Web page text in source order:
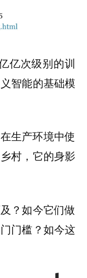
亿次级别的训
智能的基础模
生产环境中使
村，它的身影
？如今它们做
门槛？如今这